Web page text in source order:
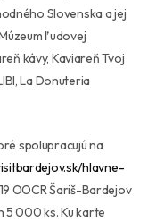
Slovenska a jej
ľudovej
kávy, Kaviareň Tvoj
La Donuteria
spolupracujú na
hlavne-
OOCR Šariš-Bardejov
5 000 ks. Ku karte